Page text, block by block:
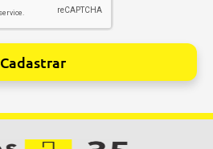
Cadastrar